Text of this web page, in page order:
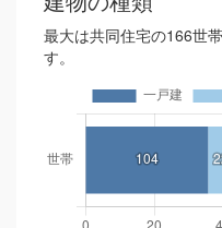
最大は共同住宅の166世
す。